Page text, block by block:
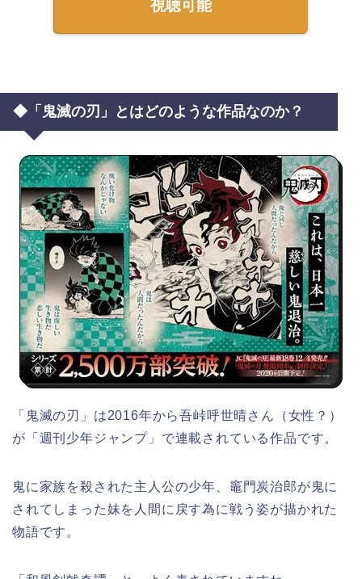
視聴可能
◆「鬼滅の刃」とはどのような作品なのか？
「鬼滅の刃」は2016年から吾峠呼世晴さん（女性？）
が「週刊少年ジャンプ」で連載されている作品です。
鬼に家族を殺された主人公の少年、竈門炭治郎が鬼に
されてしまった妹を人間に戻す為に戦う姿が描かれた
物語です。